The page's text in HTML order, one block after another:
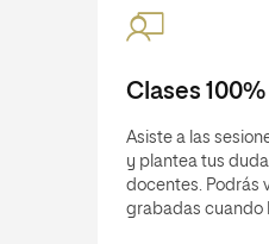
Clases 100%
Asiste a las
y plantea tus
docentes. Podrás
grabadas cuando